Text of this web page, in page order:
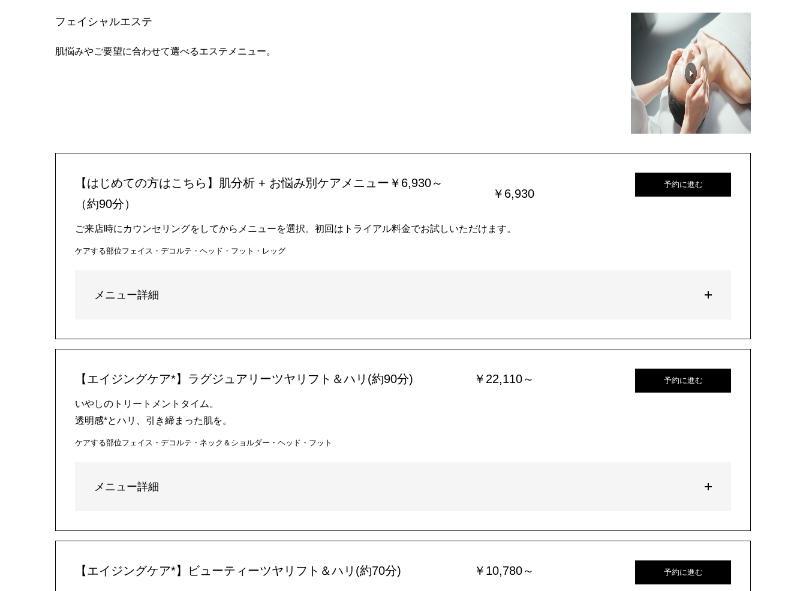
フェイシャルエステ
肌悩みやご要望に合わせて選べるエステメニュー。
【はじめての方はこちら】肌分析 + お悩み別ケアメニュー￥6,930～
（約90分）
￥6,930
ご来店時にカウンセリングをしてからメニューを選択。初回はトライアル料金でお試しいただけます。
ケアする部位フェイス・デコルテ・ヘッド・フット・レッグ
予約に進む
メニュー詳細
【エイジングケア*】ラグジュアリーツヤリフト＆ハリ(約90分) ￥22,110～
いやしのトリートメントタイム。
透明感*とハリ、引き締まった肌を。
ケアする部位フェイス・デコルテ・ネック＆ショルダー・ヘッド・フット
予約に進む
メニュー詳細
【エイジングケア*】ビューティーツヤリフト＆ハリ(約70分) ￥10,780～ 予約に進む